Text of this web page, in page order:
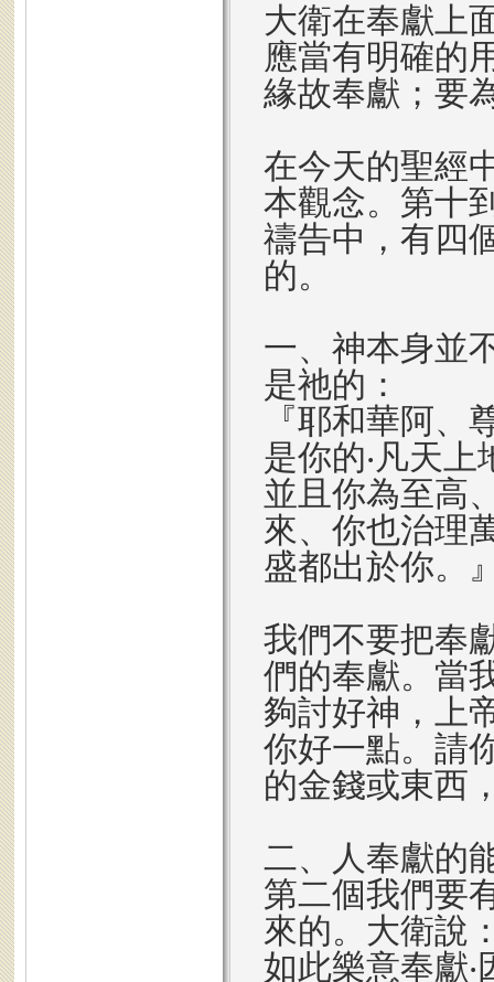
大衛在奉獻上
應當有明確的
緣故奉獻；要
在今天的聖經
本觀念。第十
禱告中，有四
的。
一、神本身並
是祂的：
『耶和華阿、
是你的‧凡天
並且你為至高
來、你也治理
盛都出於你。
我們不要把奉
們的奉獻。當
夠討好神，上
你好一點。請
的金錢或東西
二、人奉獻的
第二個我們要
來的。大衛說
如此樂意奉獻‧